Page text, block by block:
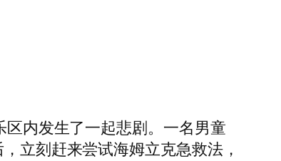
区内发生了一起悲剧。一名男童
立刻赶来尝试海姆立克急救法，